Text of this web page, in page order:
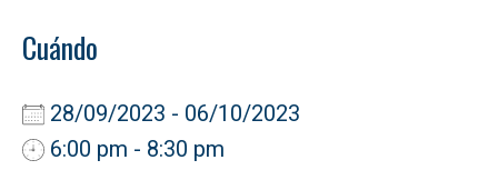
Cuándo
28/09/2023 - 06/10/2023
6:00 pm - 8:30 pm